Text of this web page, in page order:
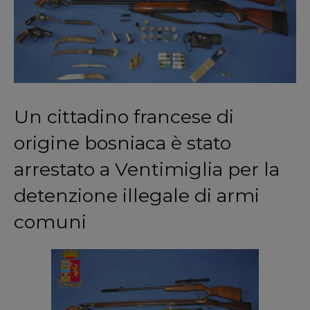
Un cittadino francese di
origine bosniaca è stato
arrestato a Ventimiglia per la
detenzione illegale di armi
comuni